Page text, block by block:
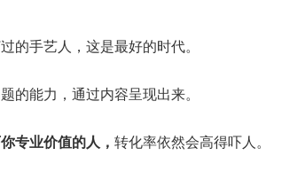
的手艺人，这是最好的时代。
的能力，通过内容呈现出来。
专业价值的人， 转化率依然会高得吓人。